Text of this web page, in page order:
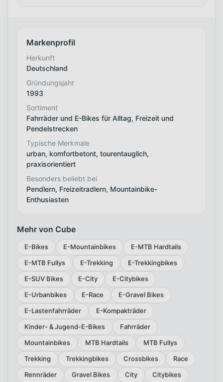
Markenprofil
Herkunft
Deutschland
Gründungsjahr
1993
Sortiment
Fahrräder und E-Bikes für Alltag, Freizeit und
Pendelstrecken
Typische Merkmale
urban, komfortbetont, tourentauglich,
praxisorientiert
Besonders beliebt bei
Pendlern, Freizeitradlern, Mountainbike-
Enthusiasten
Mehr von Cube
E-Bikes E-Mountainbikes
E-MTB Hardtails
E-MTB Fullys
E-Trekking
E-Trekkingbikes
E-SUV Bikes
E-City
E-Citybikes
E-Urbanbikes
E-Race
E-Gravel Bikes
E-Lastenfahrräder
E-Kompakträder
Kinder- & Jugend-E-Bikes
Fahrräder
Mountainbikes
MTB Hardtails
MTB Fullys
Trekking
Trekkingbikes Crossbikes
Race
Rennräder
Gravel Bikes City
Citybikes